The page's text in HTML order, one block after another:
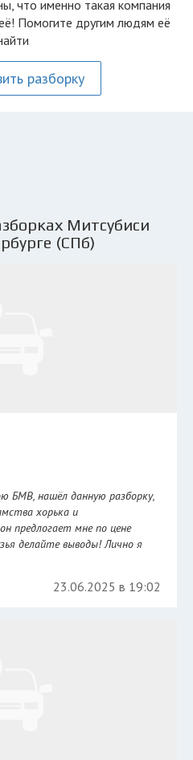
что именно такая компания
Помогите другим людям её
разборку
Митсубиси
(СПб)
БМВ, нашёл данную разборку,
хорька и
предлогает мне по цене
делайте выводы! Лично я
23.06.2025 в 19:02